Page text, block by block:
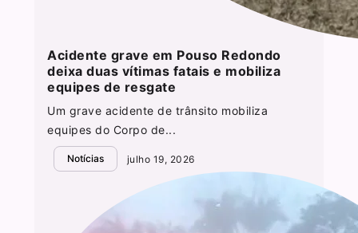
Acidente grave em Pouso Redondo
deixa duas vítimas fatais e mobiliza
equipes de resgate
Um grave acidente de trânsito mobiliza
equipes do Corpo de...
Notícias julho 19, 2026